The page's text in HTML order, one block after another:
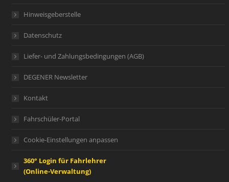
Hinweisgeberstelle
Datenschutz
Liefer- und Zahlungsbedingungen (AGB)
DEGENER Newsletter
Kontakt
Fahrschüler-Portal
Cookie-Einstellungen anpassen
360° Login für Fahrlehrer
(Online-Verwaltung)